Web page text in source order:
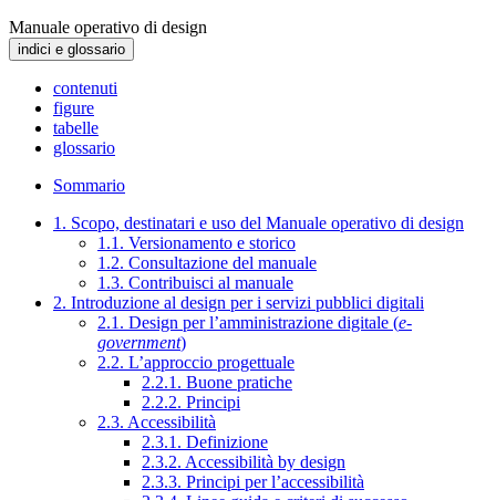
Manuale operativo di design
indici e glossario
contenuti
figure
tabelle
glossario
Sommario
1. Scopo, destinatari e uso del Manuale operativo di design
1.1. Versionamento e storico
1.2. Consultazione del manuale
1.3. Contribuisci al manuale
2. Introduzione al design per i servizi pubblici digitali
2.1. Design per l’amministrazione digitale (e-
government)
2.2. L’approccio progettuale
2.2.1. Buone pratiche
2.2.2. Principi
2.3. Accessibilità
2.3.1. Definizione
2.3.2. Accessibilità by design
2.3.3. Principi per l’accessibilità